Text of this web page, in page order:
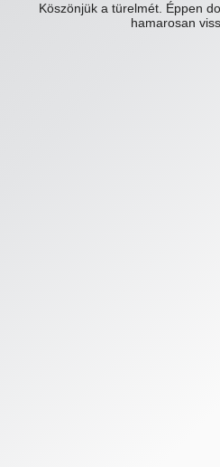
Köszönjük a türelmét. Éppen
hamarosan